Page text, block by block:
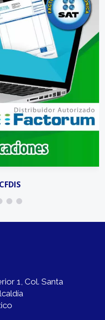
1, Col. Santa